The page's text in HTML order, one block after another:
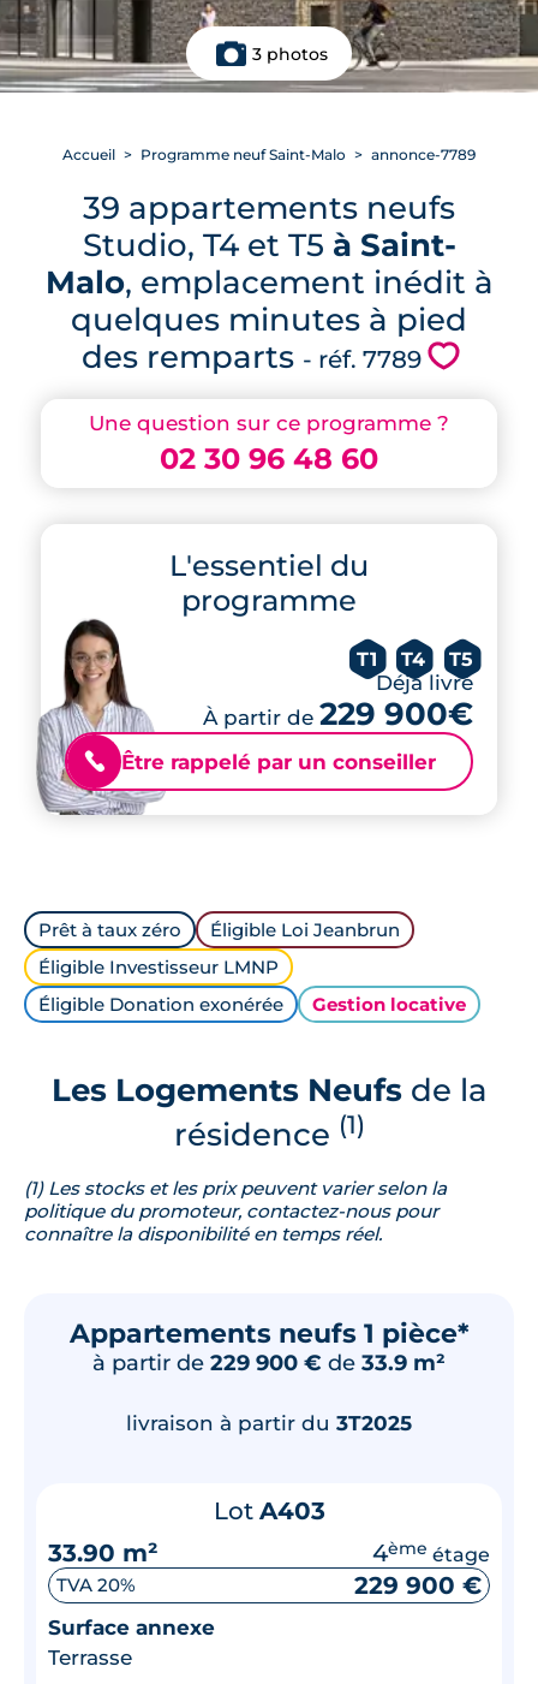
3 photos
Une question sur ce programme ?
02 30 96 48 60
L'essentiel du
programme
T1 T4 T5
Déjà livré
À partir de 229 900€
📞 Être rappelé par un conseiller
Accueil Programme neuf Saint-Malo annonce-7789
39 appartements neufs
Studio, T4 et T5 à Saint-
Malo, emplacement inédit à
quelques minutes à pied
des remparts - réf. 7789 💗
Prêt à taux zéro
Éligible Loi Jeanbrun
Éligible Investisseur LMNP
Éligible Donation exonérée
Gestion locative
Les Logements Neufsde la
résidence (1)
(1) Les stocks et les prix peuvent varier selon la
politique du promoteur, contactez-nous pour
connaître la disponibilité en temps réel.
Appartements neufs 1 pièce*
à partir de 229 900 € de 33.9 m²
livraison à partir du 3T2025
Lot A403
33.90 m²
4ème étage
TVA 20% 229 900 €
Surface annexe
Terrasse